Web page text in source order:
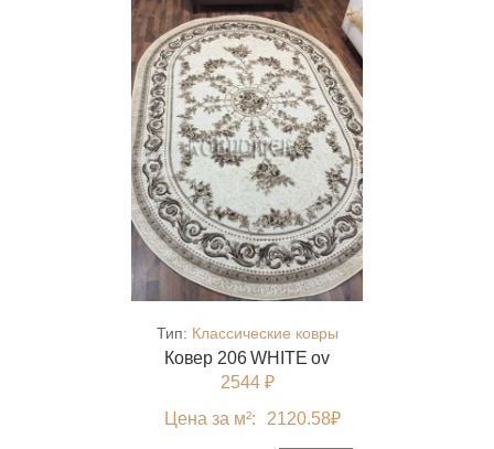
Тип: Классические ковры
Ковер 206 WHITE ov
2544 ₽
Цена за м²:
2120.58₽